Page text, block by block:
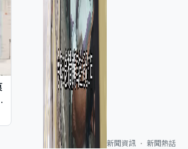
新聞資訊 新聞熱話